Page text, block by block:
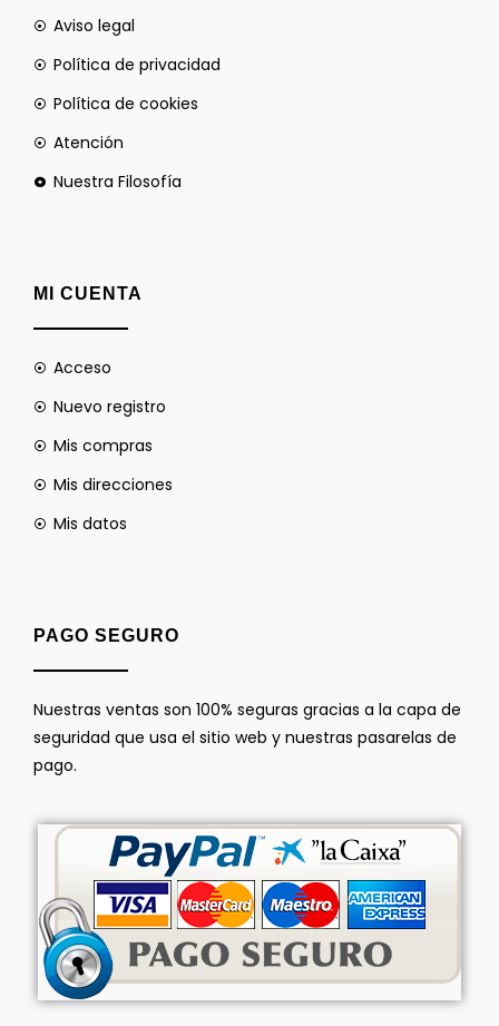
Aviso legal
Política de privacidad
Política de cookies
Atención
Nuestra Filosofía
MI CUENTA
Acceso
Nuevo registro
Mis compras
Mis direcciones
Mis datos
PAGO SEGURO
Nuestras ventas son 100% seguras gracias a la capa de
seguridad que usa el sitio web y nuestras pasarelas de
pago.